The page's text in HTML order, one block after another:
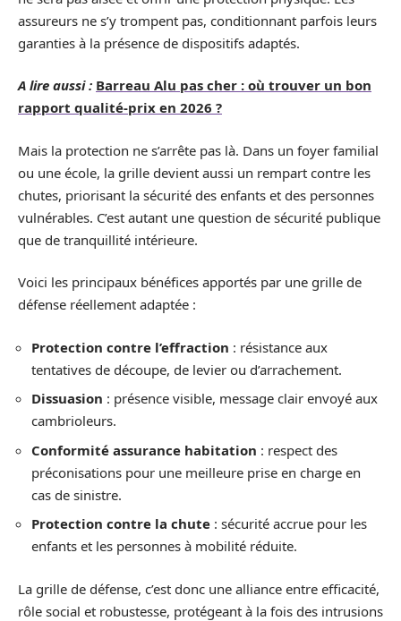
assureurs ne s’y trompent pas, conditionnant parfois leurs
garanties à la présence de dispositifs adaptés.
A lire aussi : Barreau Alu pas cher : où trouver un bon
rapport qualité-prix en 2026 ?
Mais la protection ne s’arrête pas là. Dans un foyer familial
ou une école, la grille devient aussi un rempart contre les
chutes, priorisant la sécurité des enfants et des personnes
vulnérables. C’est autant une question de sécurité publique
que de tranquillité intérieure.
Voici les principaux bénéfices apportés par une grille de
défense réellement adaptée :
Protection contre l’effraction : résistance aux
tentatives de découpe, de levier ou d’arrachement.
Dissuasion : présence visible, message clair envoyé aux
cambrioleurs.
Conformité assurance habitation : respect des
préconisations pour une meilleure prise en charge en
cas de sinistre.
Protection contre la chute : sécurité accrue pour les
enfants et les personnes à mobilité réduite.
La grille de défense, c’est donc une alliance entre efficacité,
rôle social et robustesse, protégeant à la fois des intrusions